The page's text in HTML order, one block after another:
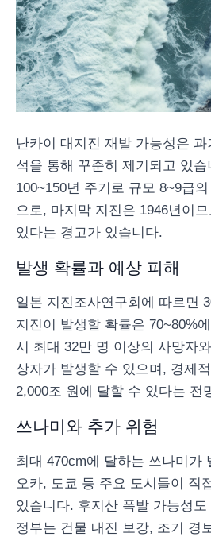
난카이 대지진 재발 가능성은
석을 통해 꾸준히 제기되고 있
100~150년 주기로 규모 8~9급
으로, 마지막 지진은 1946년이
있다는 경고가 있습니다.
발생 확률과 예상 피해
일본 지진조사연구회에 따르면
지진이 발생할 확률은 70~80%
시 최대 32만 명 이상의 사망자
상자가 발생할 수 있으며, 경제
2,000조 원에 달할 수 있다는 전
쓰나미와 추가 위험
최대 470cm에 달하는 쓰나미가
오카, 도쿄 등 주요 도시들이 직
있습니다. 후지산 폭발 가능성
정부는 건물 내진 보강, 조기 경